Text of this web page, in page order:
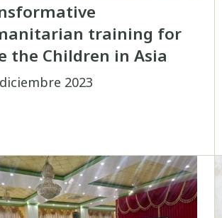
training for
the Children in Asia
diciembre 2023